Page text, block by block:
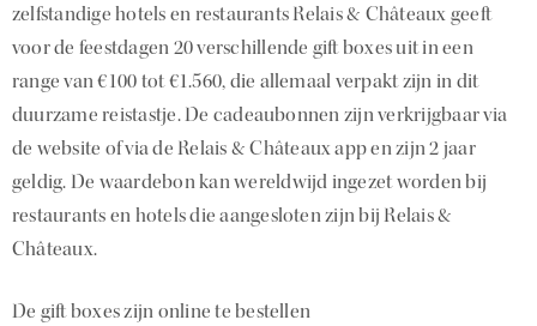
zelfstandige hotels en restaurants Relais & Châteaux geeft
voor de feestdagen 20 verschillende gift boxes uit in een
range van €100 tot €1.560, die allemaal verpakt zijn in dit
duurzame reistastje. De cadeaubonnen zijn verkrijgbaar via
de website of via de Relais & Châteaux app en zijn 2 jaar
geldig. De waardebon kan wereldwijd ingezet worden bij
restaurants en hotels die aangesloten zijn bij Relais &
Châteaux.
De gift boxes zijn online te bestellen